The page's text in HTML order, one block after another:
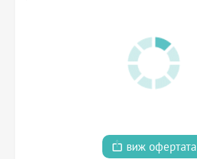
виж офертата